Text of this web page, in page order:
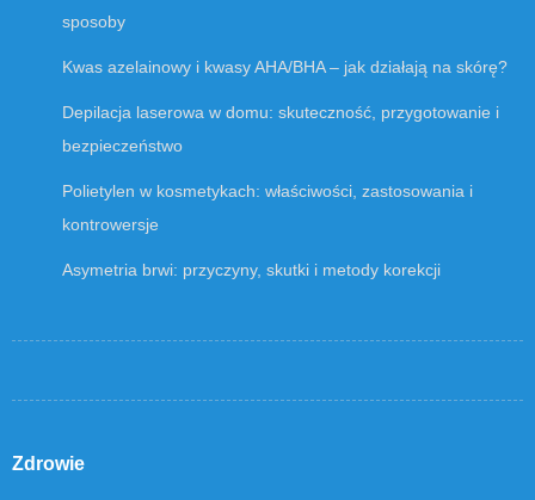
sposoby
Kwas azelainowy i kwasy AHA/BHA – jak działają na skórę?
Depilacja laserowa w domu: skuteczność, przygotowanie i
bezpieczeństwo
Polietylen w kosmetykach: właściwości, zastosowania i
kontrowersje
Asymetria brwi: przyczyny, skutki i metody korekcji
Zdrowie